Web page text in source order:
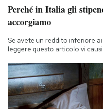
Perché in Italia gli
accorgiamo
Se avete un reddito inferiore
leggere questo articolo vi